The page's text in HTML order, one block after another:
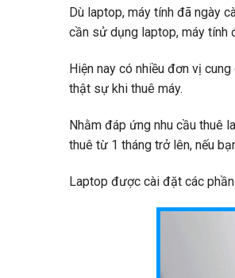
Dù laptop, máy tính đã ngày
cần sử dụng laptop, máy tính
Hiện nay có nhiều đơn vị
thật sự khi thuê máy.
Nhằm đáp ứng nhu cầu thuê
thuê từ 1 tháng trở lên, nếu
Laptop được cài đặt các